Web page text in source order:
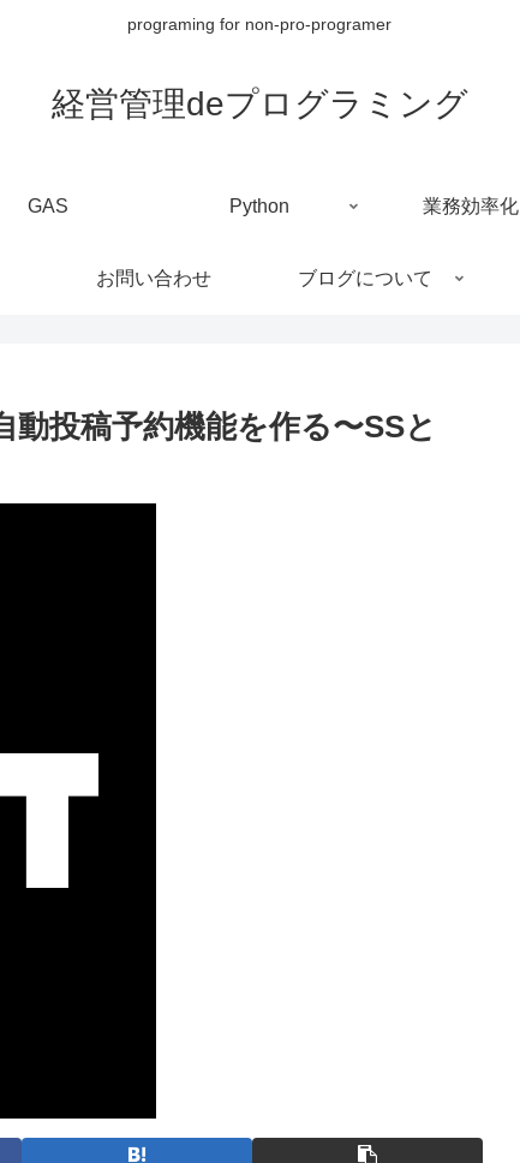
programing for non-pro-programer
経営管理deプログラミング
GAS Python 業務効率化
お問い合わせ ブログについて
投稿予約機能を作る〜SSと